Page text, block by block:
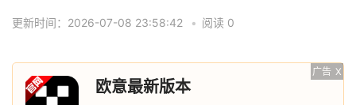
更新时间：2026-07-08 23:58:42 • 阅读 0
广告 X
欧意最新版本